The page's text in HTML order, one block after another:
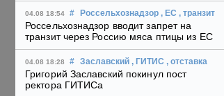
04.08 18:54 # Россельхознадзор , ЕС , транзит
Россельхознадзор вводит запрет на
транзит через Россию мяса птицы из ЕС
04.08 18:28 # Заславский , ГИТИС , отставка
Григорий Заславский покинул пост
ректора ГИТИСа